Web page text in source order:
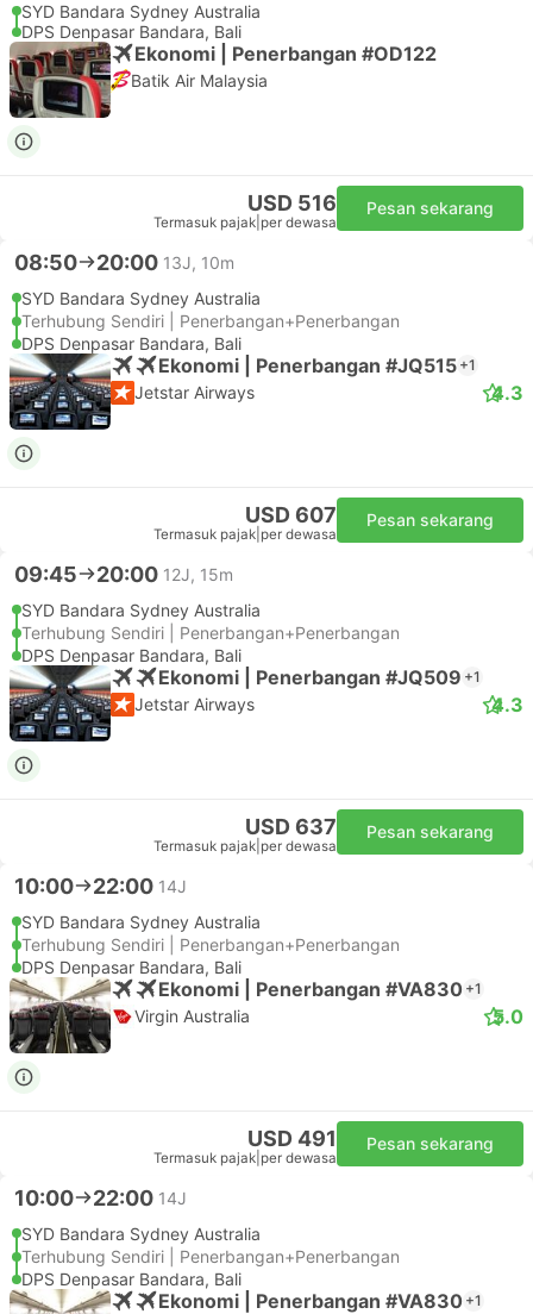
SYD Bandara Sydney Australia
DPS Denpasar Bandara, Bali
Ekonomi | Penerbangan #OD122
Batik Air Malaysia
USD 516
Termasuk pajak per dewasa
Pesan sekarang
08:50 20:00 13J, 10m
SYD Bandara Sydney Australia
Terhubung Sendiri | Penerbangan+Penerbangan
DPS Denpasar Bandara, Bali
Ekonomi | Penerbangan #JQ515 +1
Jetstar Airways 4.3
USD 607
Termasuk pajak per dewasa
Pesan sekarang
09:45 20:00 12J, 15m
SYD Bandara Sydney Australia
Terhubung Sendiri | Penerbangan+Penerbangan
DPS Denpasar Bandara, Bali
Ekonomi | Penerbangan #JQ509 +1
Jetstar Airways 4.3
USD 637
Termasuk pajak per dewasa
Pesan sekarang
10:00 22:00 14J
SYD Bandara Sydney Australia
Terhubung Sendiri | Penerbangan+Penerbangan
DPS Denpasar Bandara, Bali
Ekonomi | Penerbangan #VA830 +1
Virgin Australia 5.0
USD 491
Termasuk pajak per dewasa
Pesan sekarang
10:00 22:00 14J
SYD Bandara Sydney Australia
Terhubung Sendiri | Penerbangan+Penerbangan
DPS Denpasar Bandara, Bali
Ekonomi | Penerbangan #VA830 +1